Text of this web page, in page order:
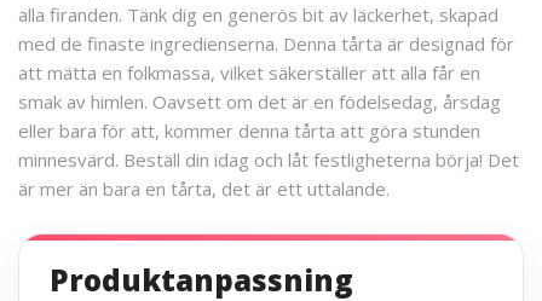
alla firanden. Tänk dig en generös bit av läckerhet, skapad
med de finaste ingredienserna. Denna tårta är designad för
att mätta en folkmassa, vilket säkerställer att alla får en
smak av himlen. Oavsett om det är en födelsedag, årsdag
eller bara för att, kommer denna tårta att göra stunden
minnesvärd. Beställ din idag och låt festligheterna börja! Det
är mer än bara en tårta, det är ett uttalande.
Produktanpassning